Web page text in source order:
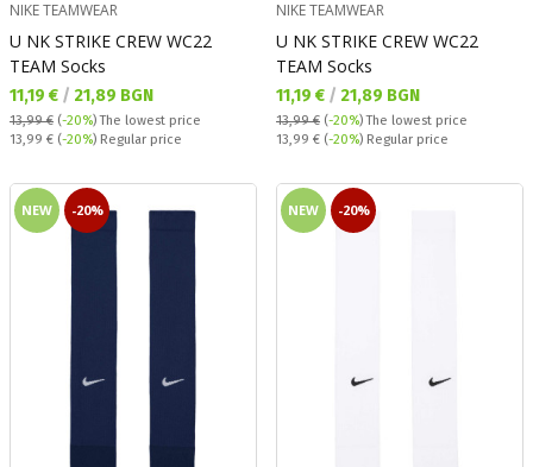
NIKE TEAMWEAR
U NK STRIKE CREW WC22
TEAM Socks
Текуща цена:
11,19 € / 21,89 BGN
13,99 € (-20%)The lowest price
Regular price:
13,99 € (-20%) Regular price
NIKE TEAMWEAR
U NK STRIKE CREW WC22
TEAM Socks
Текуща цена:
11,19 € / 21,89 BGN
13,99 € (-20%)The lowest price
Regular price:
13,99 € (-20%) Regular price
NEW -20% NEW -20%